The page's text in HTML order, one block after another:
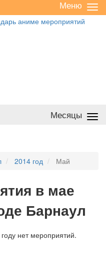
/
Меню
Месяцы
2014 год Май
в мае
Барнаул
нет мероприятий.